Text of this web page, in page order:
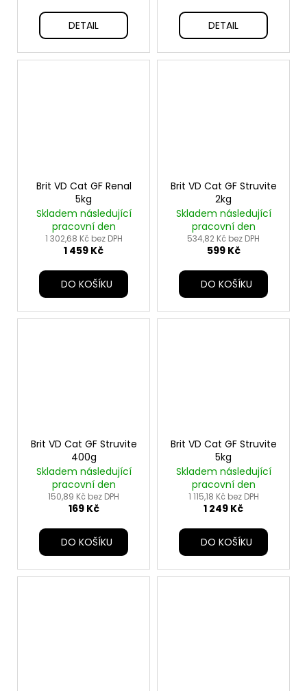
DETAIL DETAIL
Brit VD Cat GF Renal
5kg
Skladem následující
pracovní den
1 302,68 Kč bez DPH
1 459 Kč
DO KOŠÍKU
Brit VD Cat GF Struvite
2kg
Skladem následující
pracovní den
534,82 Kč bez DPH
599 Kč
DO KOŠÍKU
Brit VD Cat GF Struvite
400g
Skladem následující
pracovní den
150,89 Kč bez DPH
169 Kč
DO KOŠÍKU
Brit VD Cat GF Struvite
5kg
Skladem následující
pracovní den
1 115,18 Kč bez DPH
1 249 Kč
DO KOŠÍKU